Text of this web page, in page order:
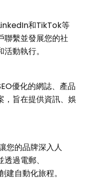
和TikTok等
聯繫並發展您的社
動執行。
優化的網誌、產品
，旨在提供資訊、娛
您的品牌深入人
過電郵、
自動化旅程。